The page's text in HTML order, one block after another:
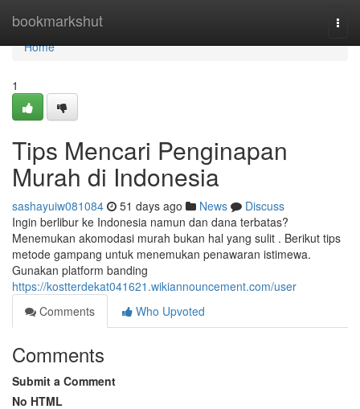
bookmarkshut
Home
Home
1
Tips Mencari Penginapan
Murah di Indonesia
sashayuiw081084 51 days ago News
Discuss
Ingin berlibur ke Indonesia namun dan dana terbatas?
Menemukan akomodasi murah bukan hal yang sulit . Berikut tips
metode gampang untuk menemukan penawaran istimewa.
Gunakan platform banding
https://kostterdekat041621.wikiannouncement.com/user
Comments
Who Upvoted
Comments
Submit a Comment
No HTML